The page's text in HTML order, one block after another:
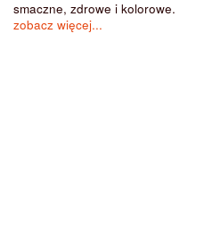
smaczne, zdrowe i kolorowe.
zobacz więcej...